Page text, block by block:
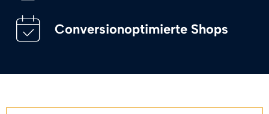
Conversionoptimierte Shops